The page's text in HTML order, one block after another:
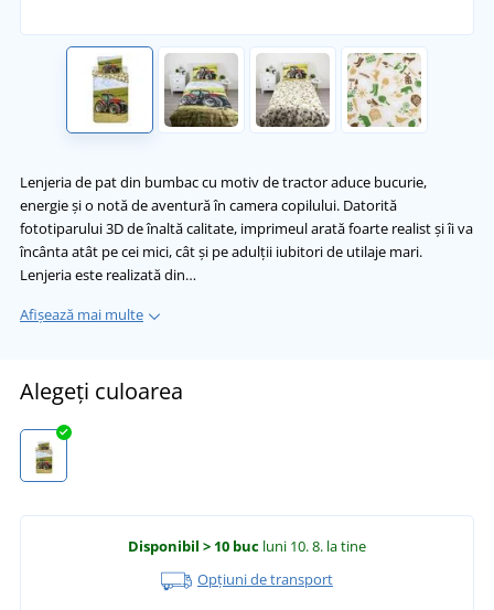
Lenjeria de pat din bumbac cu motiv de tractor aduce bucurie,
energie și o notă de aventură în camera copilului. Datorită
fototiparului 3D de înaltă calitate, imprimeul arată foarte realist și îi va
încânta atât pe cei mici, cât și pe adulții iubitori de utilaje mari.
Lenjeria este realizată din…
Afișează mai multe
Alegeți culoarea
Disponibil > 10 buc luni 10. 8. la tine
Opțiuni de transport